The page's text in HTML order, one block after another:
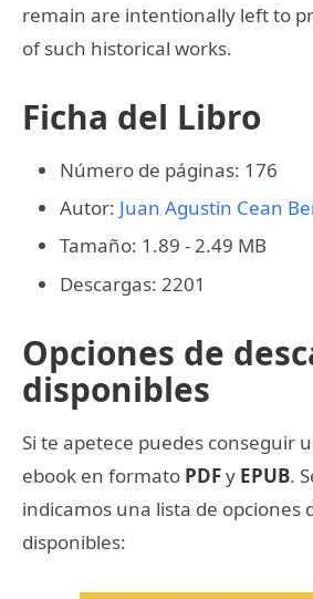
remain are intentionally left to
of such historical works.
Ficha del Libro
Número de páginas: 176
Autor: Juan Agustin Cean
Tamaño: 1.89 - 2.49 MB
Descargas: 2201
Opciones de
disponibles
Si te apetece puedes conseguir
ebook en formato PDFy EPUB.
indicamos una lista de opciones
disponibles: